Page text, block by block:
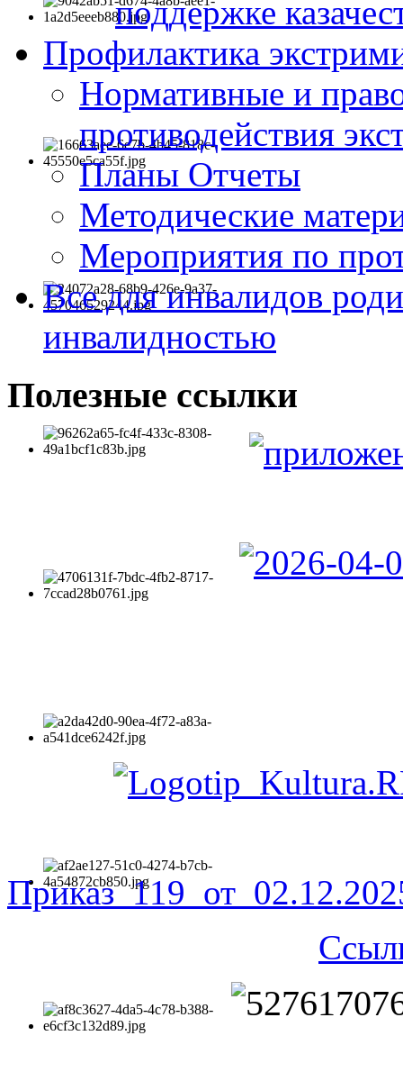
поддержке
Профилактика
Нормативные и
противодействия
Планы Отчеты
Методические
Мероприятия по
Все для инвалидов
инвалидностью
Полезные ссылки